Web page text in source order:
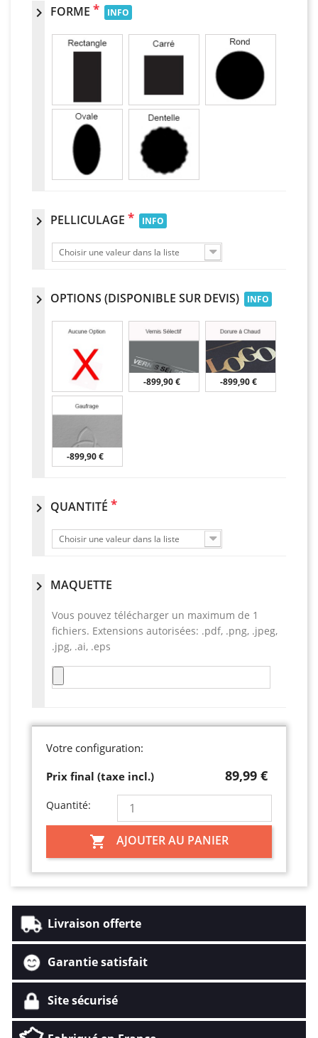
chevron_right FORME * INFO
chevron_right PELLICULAGE * INFO
Choisir une valeur dans la liste
chevron_right OPTIONS (DISPONIBLE SUR DEVIS) INFO
-899,90 € -899,90 €
-899,90 €
chevron_right QUANTITÉ *
Choisir une valeur dans la liste
chevron_right MAQUETTE
Vous pouvez télécharger un maximum de 1
fichiers. Extensions autorisées: .pdf, .png, .jpeg,
.jpg, .ai, .eps
Votre configuration:
Prix final (taxe incl.)
89,99 €
Quantité:
 AJOUTER AU PANIER
Livraison offerte
Garantie satisfait
Site sécurisé